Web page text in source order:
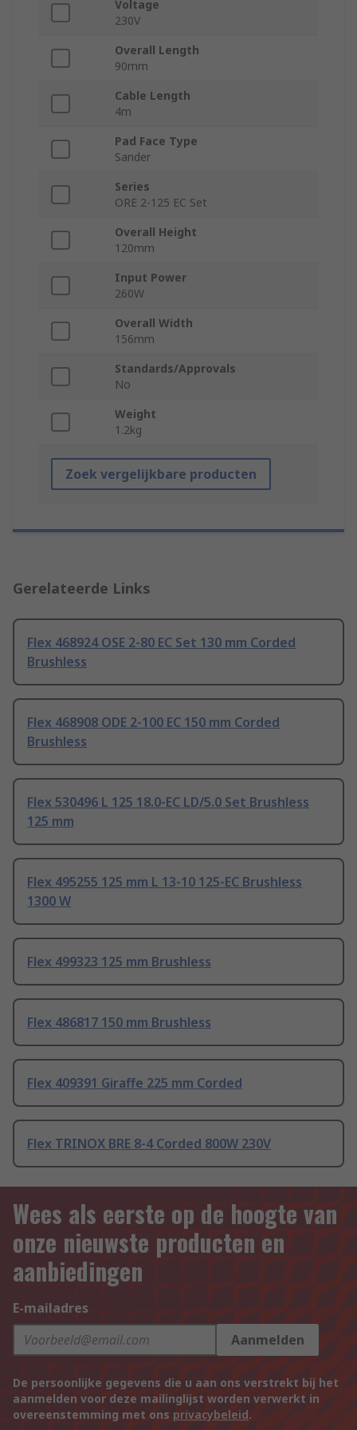
Voltage
230V
Overall Length
90mm
Cable Length
4m
Pad Face Type
Sander
Series
ORE 2-125 EC Set
Overall Height
120mm
Input Power
260W
Overall Width
156mm
Standards/Approvals
No
Weight
1.2kg
Zoek vergelijkbare producten
Gerelateerde Links
Flex 468924 OSE 2-80 EC Set 130 mm Corded
Brushless
Flex 468908 ODE 2-100 EC 150 mm Corded
Brushless
Flex 530496 L 125 18.0-EC LD/5.0 Set Brushless
125 mm
Flex 495255 125 mm L 13-10 125-EC Brushless
1300 W
Flex 499323 125 mm Brushless
Flex 486817 150 mm Brushless
Flex 409391 Giraffe 225 mm Corded
Flex TRINOX BRE 8-4 Corded 800W 230V
Wees als eerste op de hoogte van
onze nieuwste producten en
aanbiedingen
E-mailadres
Aanmelden
De persoonlijke gegevens die u aan ons verstrekt bij het
aanmelden voor deze mailinglijst worden verwerkt in
overeenstemming met ons privacybeleid.